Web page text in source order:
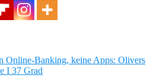
Online-Banking, keine Apps: Olivers
I 37 Grad